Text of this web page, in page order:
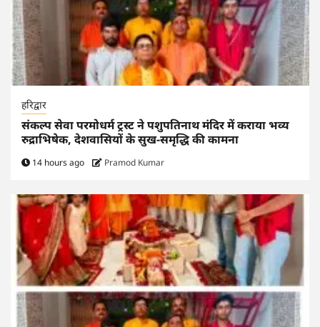
हरिद्वार
संकल्प सेवा परमोधर्म ट्रस्ट ने पशुपतिनाथ मंदिर में कराया भव्य
रुद्राभिषेक, देशवासियों के सुख-समृद्धि की कामना
14 hours ago Pramod Kumar